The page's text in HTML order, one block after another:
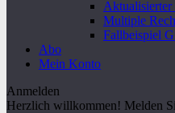
Multiple
Fallbeispiel
Abo
Mein Konto
Anmelden
Herzlich willkommen! Melden